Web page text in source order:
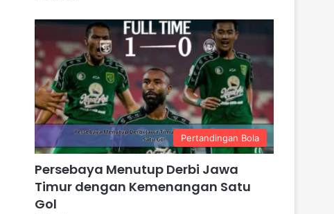
Pertandingan Bola
Persebaya Menutup Derbi Jawa
Timur dengan Kemenangan Satu
Gol